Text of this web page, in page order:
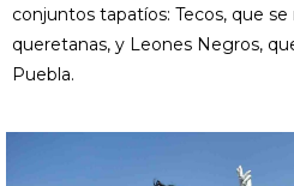
conjuntos tapatíos: Tecos, que
queretanas, y Leones Negros,
Puebla.